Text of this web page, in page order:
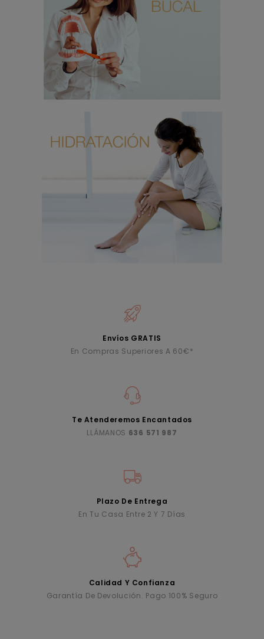
Envíos GRATIS
En Compras Superiores A 60€*
Te Atenderemos Encantados
LLÁMANOS 636 571 987
Plazo De Entrega
En Tu Casa Entre 2 Y 7 Días
Calidad Y Confianza
Garantía De Devolución. Pago 100% Seguro